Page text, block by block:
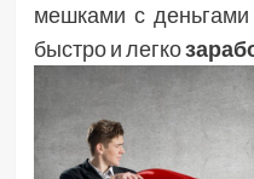
мешками с
быстро и легко